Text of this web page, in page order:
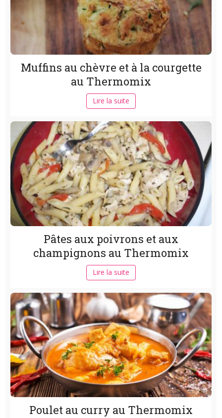
Muffins au chèvre et à la courgette
au Thermomix
Lire la suite
Pâtes aux poivrons et aux
champignons au Thermomix
Lire la suite
Poulet au curry au Thermomix